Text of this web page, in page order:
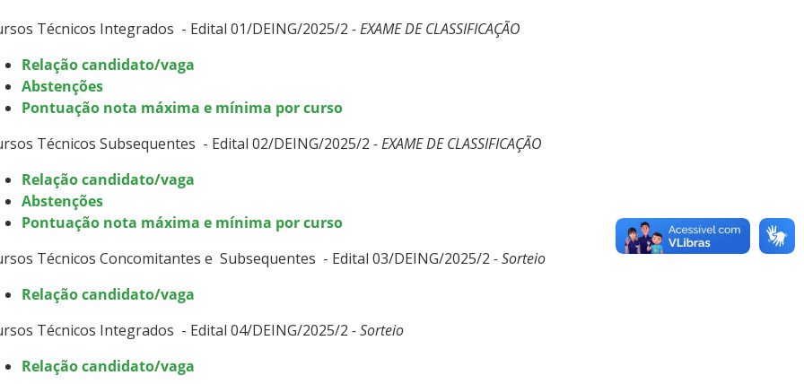
Técnicos Integrados - Edital 01/DEING/2025/2 - EXAME DE CLASSIFICAÇÃO
Relação candidato/vaga
Abstenções
Pontuação nota máxima e mínima por curso
Técnicos Subsequentes - Edital 02/DEING/2025/2 - EXAME DE CLASSIFICAÇÃO
Relação candidato/vaga
Abstenções
Pontuação nota máxima e mínima por curso
Técnicos Concomitantes e Subsequentes - Edital 03/DEING/2025/2 - Sorteio
Relação candidato/vaga
Técnicos Integrados - Edital 04/DEING/2025/2 - Sorteio
Relação candidato/vaga